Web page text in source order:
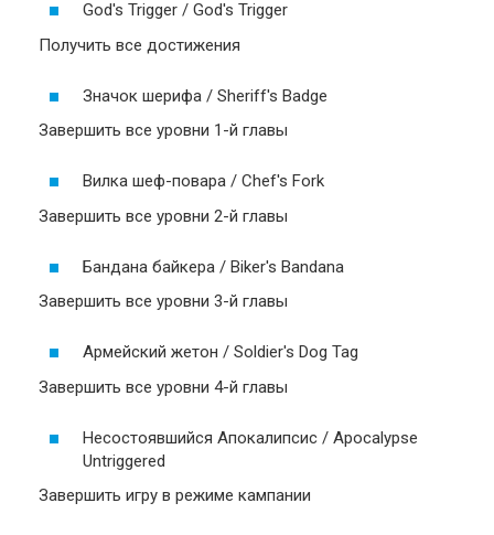
God's Trigger / God's Trigger
Получить все достижения
Значок шерифа / Sheriff's Badge
Завершить все уровни 1-й главы
Вилка шеф-повара / Chef's Fork
Завершить все уровни 2-й главы
Бандана байкера / Biker's Bandana
Завершить все уровни 3-й главы
Армейский жетон / Soldier's Dog Tag
Завершить все уровни 4-й главы
Несостоявшийся Апокалипсис / Apocalypse
Untriggered
Завершить игру в режиме кампании